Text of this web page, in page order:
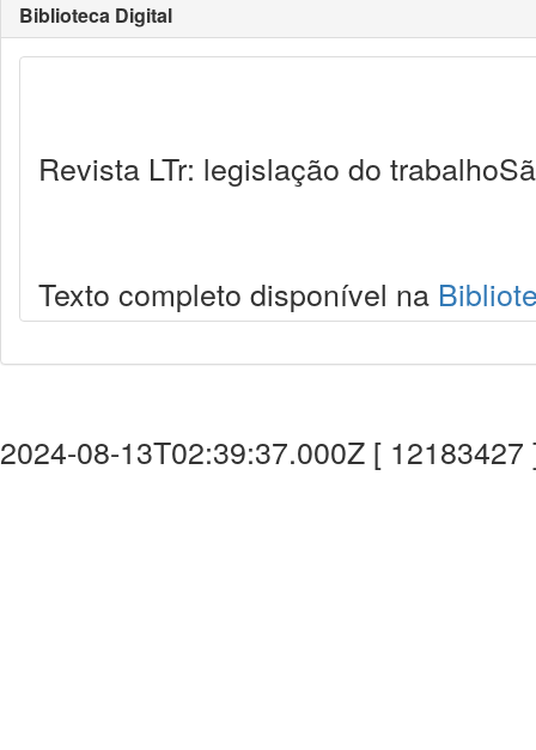
Biblioteca Digital
Revista LTr: legislação do
Texto completo disponível na
2024-08-13T02:39:37.000Z [ 12183427